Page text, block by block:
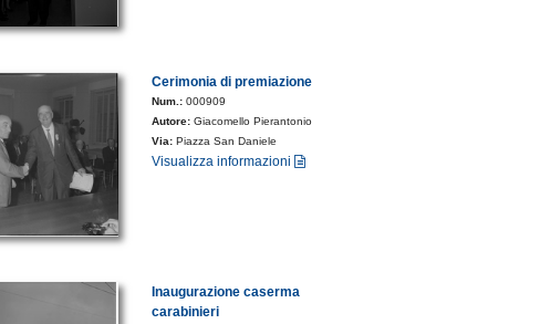
Cerimonia di premiazione
Num.:000909
Autore:Giacomello Pierantonio
Via:Piazza San Daniele
Visualizza informazioni
Inaugurazione caserma
carabinieri